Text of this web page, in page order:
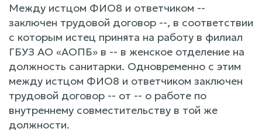
Между истцом ФИО8 и ответчиком --
заключен трудовой договор --, в соответствии
с которым истец принята на работу в филиал
ГБУЗ АО «АОПБ» в -- в женское отделение на
должность санитарки. Одновременно с этим
между истцом ФИО8 и ответчиком заключен
трудовой договор -- от -- о работе по
внутреннему совместительству в той же
должности.